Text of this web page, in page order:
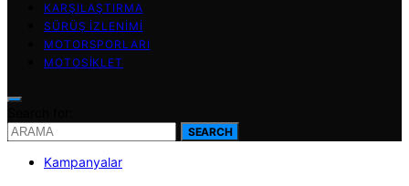
KARŞILAŞTIRMA
SÜRÜŞ İZLENIMI
MOTORSPORLARI
MOTOSIKLET
SEARCH
Kampanyalar